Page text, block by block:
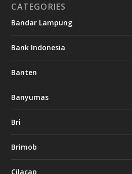
CATEGORIES
Bandar Lampung
Bank Indonesia
Banten
Banyumas
Bri
Brimob
Cilacap